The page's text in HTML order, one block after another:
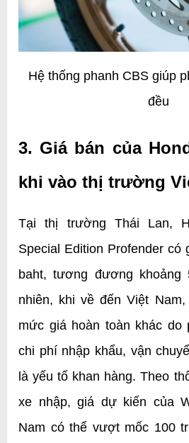
Hệ thống phanh CBS giúp
đều
3. Giá bán của
khi vào thị trường
Tại thị trường Thái Lan,
Special Edition Profender có
baht, tương đương khoảng
nhiên, khi về đến Việt
mức giá hoàn toàn khác do
chi phí nhập khẩu, vận
là yếu tố khan hàng. Theo
xe nhập, giá dự kiến của
Nam có thể vượt mốc 100